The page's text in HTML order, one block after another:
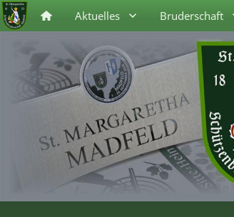
Aktuelles Bruderschaft